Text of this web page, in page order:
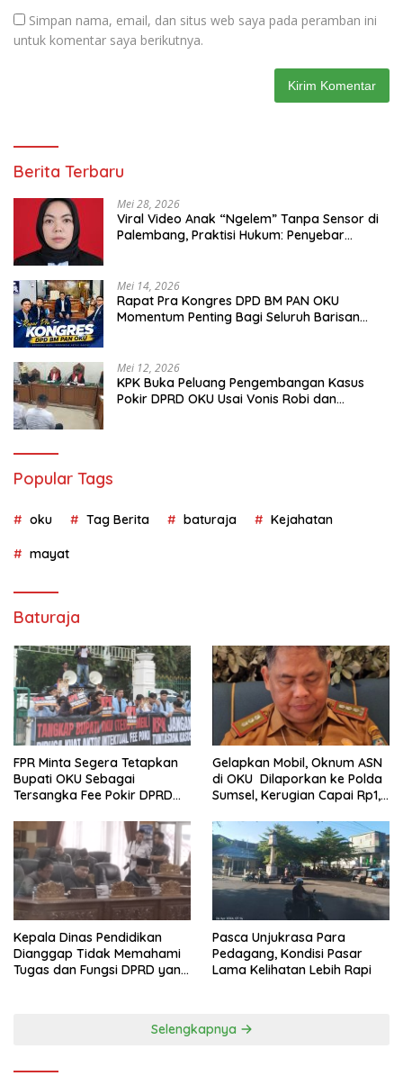
Simpan nama, email, dan situs web saya pada peramban ini
untuk komentar saya berikutnya.
Berita Terbaru
Mei 28, 2026
Viral Video Anak “Ngelem” Tanpa Sensor di
Palembang, Praktisi Hukum: Penyebar
Mei 14, 2026
Rapat Pra Kongres DPD BM PAN OKU
Momentum Penting Bagi Seluruh Barisan
Mei 12, 2026
KPK Buka Peluang Pengembangan Kasus
Pokir DPRD OKU Usai Vonis Robi dan
Popular Tags
oku Tag Berita baturaja Kejahatan
mayat
Baturaja
FPR Minta Segera Tetapkan
Bupati OKU Sebagai
Tersangka Fee Pokir DPRD
Gelapkan Mobil, Oknum ASN
di OKU Dilaporkan ke Polda
Sumsel, Kerugian Capai Rp1,2
Kepala Dinas Pendidikan
Dianggap Tidak Memahami
Tugas dan Fungsi DPRD yang
Pasca Unjukrasa Para
Pedagang, Kondisi Pasar
Lama Kelihatan Lebih Rapi
Selengkapnya